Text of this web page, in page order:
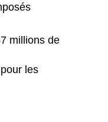
millions de
les